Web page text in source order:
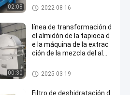
02:08
ca
Máquina de proceso del almid
ón de mandioca
2022-08-16
00:30
línea de transformación d
el almidón de la tapioca d
e la máquina de la extrac
ción de la mezcla del almi
Máquina del almidón de la tap
ioca
2025-03-19
Filtro de deshidratación d